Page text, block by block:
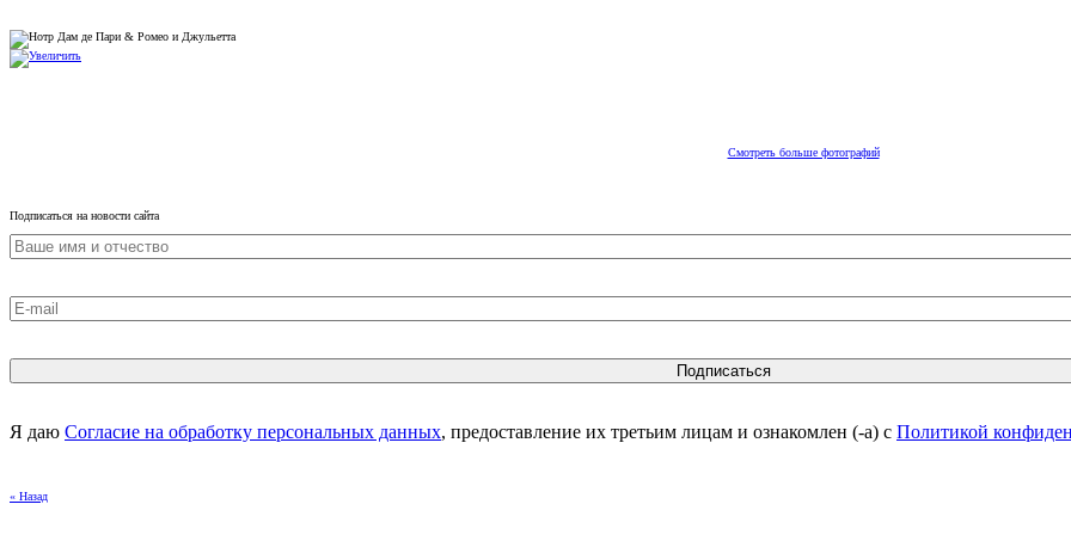
Смотреть больше фотографий
Подписаться на новости сайта
Я даю Согласие на обработку персональных данных, предоставление их третьим лицам и ознакомлен (-а) c Политикой
« Назад